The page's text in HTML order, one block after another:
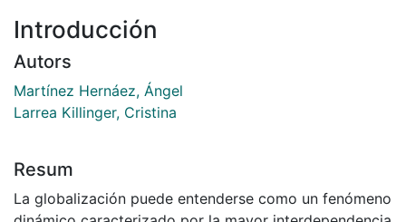
Introducción
Autors
Martínez Hernáez, Ángel
Larrea Killinger, Cristina
Resum
La globalización puede entenderse como un fenómeno